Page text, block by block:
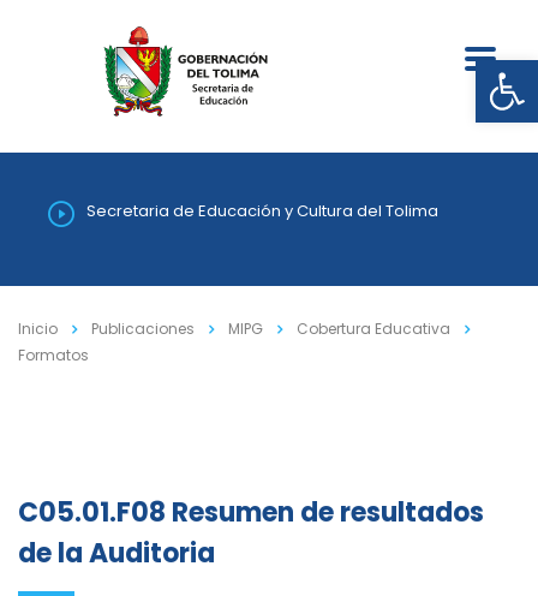
Secretaria de Educación y Cultura del Tolima
Inicio Publicaciones MIPG
Cobertura Educativa
Formatos
C05.01.F08 Resumen de resultados
de la Auditoria